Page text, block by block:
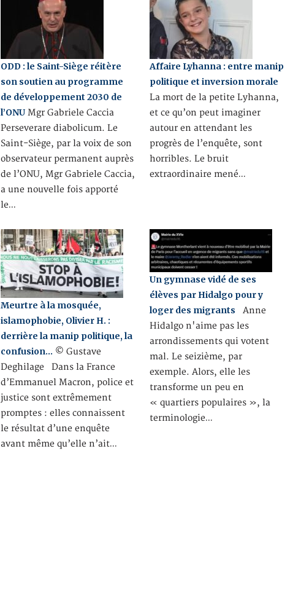
ODD : le Saint-Siège réitère
son soutien au programme
de développement 2030 de
l’ONU Mgr Gabriele Caccia
Perseverare diabolicum. Le
Saint-Siège, par la voix de son
observateur permanent auprès
de l’ONU, Mgr Gabriele Caccia,
a une nouvelle fois apporté
le…
Affaire Lyhanna : entre manip
politique et inversion morale
La mort de la petite Lyhanna,
et ce qu’on peut imaginer
autour en attendant les
progrès de l’enquête, sont
horribles. Le bruit
extraordinaire mené…
Meurtre à la mosquée,
islamophobie, Olivier H. :
derrière la manip politique, la
confusion… © Gustave
Deghilage Dans la France
d’Emmanuel Macron, police et
justice sont extrêmement
promptes : elles connaissent
le résultat d’une enquête
avant même qu’elle n’ait…
Un gymnase vidé de ses
élèves par Hidalgo pour y
loger des migrants Anne
Hidalgo n'aime pas les
arrondissements qui votent
mal. Le seizième, par
exemple. Alors, elle les
transforme un peu en
« quartiers populaires », la
terminologie…